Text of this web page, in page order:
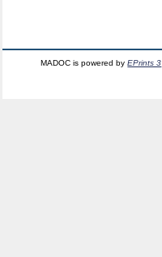
MADOC is powered byEPrints 3